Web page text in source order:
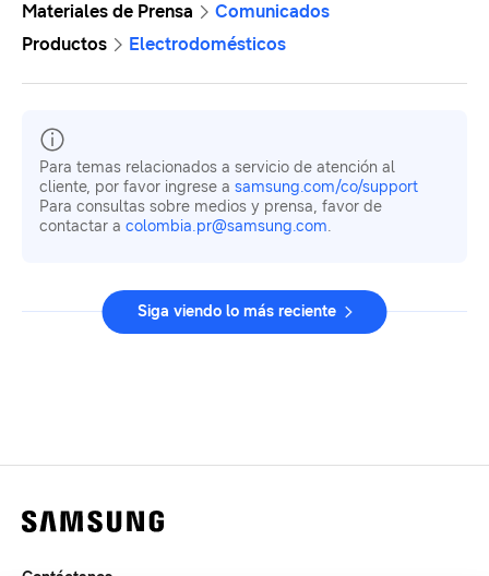
Materiales de Prensa
Comunicados
Productos
Electrodomésticos
Para temas relacionados a servicio de atención al
cliente, por favor ingrese a samsung.com/co/support
Para consultas sobre medios y prensa, favor de
contactar a colombia.pr@samsung.com.
Siga viendo lo más reciente